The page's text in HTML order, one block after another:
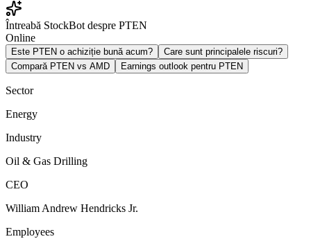
Întreabă StockBot despre PTEN
Online
Este PTEN o achiziție bună acum?
Care sunt principalele riscuri?
Compară PTEN vs AMD
Earnings outlook pentru PTEN
Sector
Energy
Industry
Oil & Gas Drilling
CEO
William Andrew Hendricks Jr.
Employees